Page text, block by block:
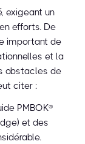
exigeant un
efforts. De
important de
et la
obstacles de
citer :
PMBOK®
et des